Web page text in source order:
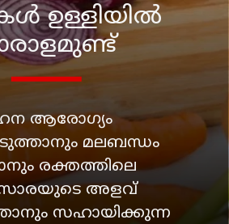
ആരോഗ്യം
മലബന്ധം
രക്തത്തിലെ
അളവ്
സഹായിക്കുന്ന
ഉള്ളിയില്‍